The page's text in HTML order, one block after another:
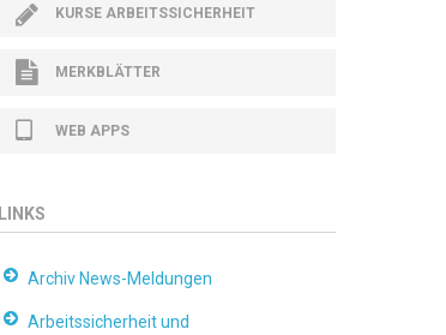
KURSE ARBEITSSICHERHEIT
MERKBLÄTTER
WEB APPS
LINKS
Archiv News-Meldungen
Arbeitssicherheit und